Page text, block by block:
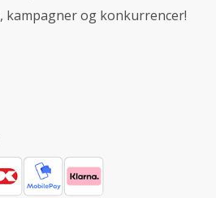
kampagner og konkurrencer!